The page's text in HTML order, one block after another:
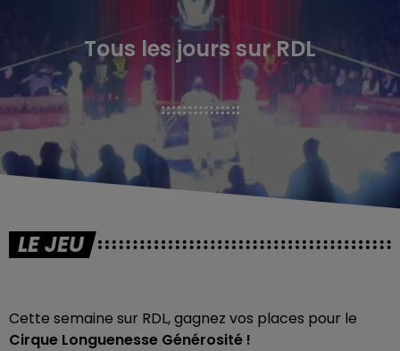
Tous les jours sur RDL
LE JEU
Cette semaine sur RDL, gagnez vos places pour le
Cirque Longuenesse Générosité !